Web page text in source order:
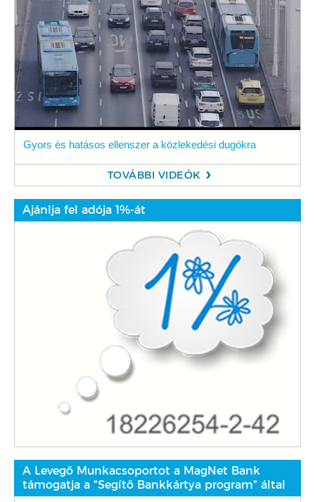
Gyors és hatásos ellenszer a közlekedési dugókra
TOVÁBBI VIDEÓK
Ajánlja fel adója 1%-át
A Levegő Munkacsoportot a MagNet Bank
támogatja a "Segítő Bankkártya program" által